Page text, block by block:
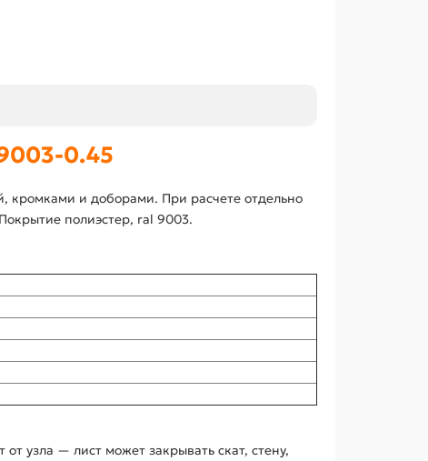
0.45
кромками и доборами. При расчете отдельно
полиэстер, ral 9003.
узла — лист может закрывать скат, стену,